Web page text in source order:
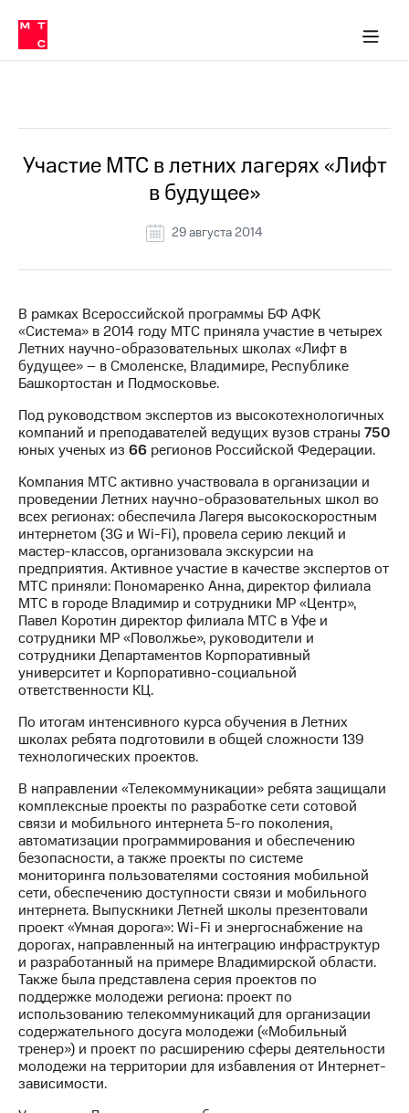
Медиа-центр
и акционерам
Устойчивое развитие
Комплаенс и деловая этика
компании
Карьера
История
Руководство
Контакты
Медиа-центр
Пресс-
МТС
о технологиях
Достижения
Интервью
Финансовая
отчетность
Контакты
Новости
в
регионе
и акционерам
Корпоративное
управление
Корпоративный
секретарь
Раскрытие
информации
Информация
акционерам
Документы
ПАО
"МТС"
Собрания
акционеров
Личный
кабинет
акционера
Акционерный
капитал
Контроль
и
в МТС
Пресс-
релизы
о технологиях
Участие МТС в летних лагерях «Лифт
в будущее»
29 августа 2014
В рамках Всероссийской программы БФ АФК
«Система» в 2014 году МТС приняла участие в четырех
Летних научно-образовательных школах «Лифт в
будущее» – в Смоленске, Владимире, Республике
Башкортостан и Подмосковье.
Под руководством экспертов из высокотехнологичных
компаний и преподавателей ведущих вузов страны 750
юных ученых из 66 регионов Российской Федерации.
Компания МТС активно участвовала в организации и
проведении Летних научно-образовательных школ во
всех регионах: обеспечила Лагеря высокоскоростным
интернетом (3G и Wi-Fi), провела серию лекций и
мастер-классов, организовала экскурсии на
предприятия. Активное участие в качестве экспертов от
МТС приняли: Пономаренко Анна, директор филиала
МТС в городе Владимир и сотрудники МР «Центр»,
Павел Коротин директор филиала МТС в Уфе и
сотрудники МР «Поволжье», руководители и
сотрудники Департаментов Корпоративный
университет и Корпоративно-социальной
ответственности КЦ.
По итогам интенсивного курса обучения в Летних
школах ребята подготовили в общей сложности 139
технологических проектов.
В направлении «Телекоммуникации» ребята защищали
комплексные проекты по разработке сети сотовой
связи и мобильного интернета 5-го поколения,
автоматизации программирования и обеспечению
безопасности, а также проекты по системе
мониторинга пользователями состояния мобильной
сети, обеспечению доступности связи и мобильного
интернета. Выпускники Летней школы презентовали
проект «Умная дорога»: Wi-Fi и энергоснабжение на
дорогах, направленный на интеграцию инфраструктур
и разработанный на примере Владимирской области.
Также была представлена серия проектов по
поддержке молодежи региона: проект по
использованию телекоммуникаций для организации
содержательного досуга молодежи («Мобильный
тренер») и проект по расширению сферы деятельности
молодежи на территории для избавления от Интернет-
зависимости.